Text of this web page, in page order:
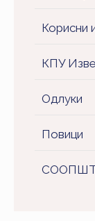
Корисни
КПУ
Одлуки
Повици